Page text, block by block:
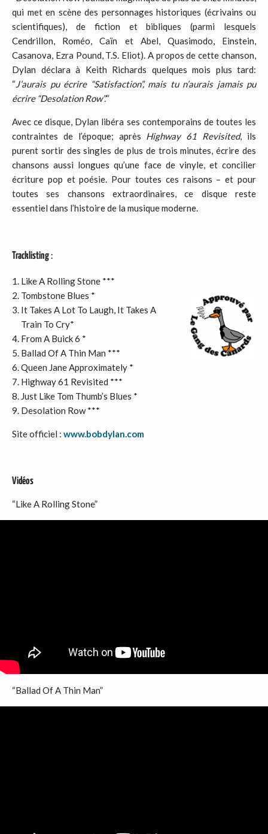
qui met en scène des personnages historiques (écrivains ou
scientifiques), de fiction et bibliques (parmi lesquels
Cendrillon, Roméo, Caïn et Abel, Quasimodo, Einstein,
Casanova, Ezra Pound, T.S. Eliot). A propos de cette chanson,
Dylan déclara à Keith Richards quelques mois plus tard:
“J’aurais pu écrire “Satisfaction”, mais tu n’aurais jamais pu
écrire “Desolation Row”.“
Avec ce disque, Dylan libéra ses contemporains de toutes les
contraintes de l’époque; après Highway 61 Revisited, ils
purent sortir des singles de plus de trois minutes, écrire des
chansons aussi longues qu’une face de vinyle, et concilier
écriture pop et poésie. Pour toutes ces raisons – et pour
toutes ses chansons extraordinaires, ce disque reste
essentiel dans l’histoire de la musique moderne.
Tracklisting:
Like A Rolling Stone ***
Tombstone Blues *
It Takes A Lot To Laugh, It Takes A
Train To Cry*
From A Buick 6 *
Ballad Of A Thin Man ***
Queen Jane Approximately *
Highway 61 Revisited ***
Just Like Tom Thumb’s Blues *
Desolation Row ***
Site officiel : www.bobdylan.com
Vidéos
“Like A Rolling Stone”
“Ballad Of A Thin Man”